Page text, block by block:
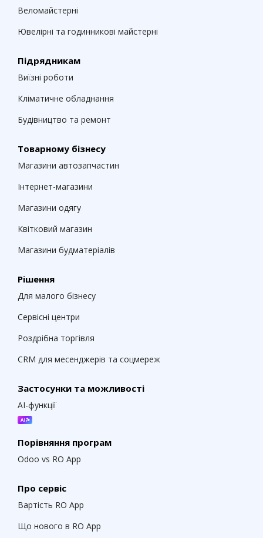
Веломайстерні
Ювелірні та годинникові майстерні
Підрядникам
Виїзні роботи
Кліматичне обладнання
Будівництво та ремонт
Товарному бізнесу
Магазини автозапчастин
Інтернет-магазини
Магазини одягу
Квітковий магазин
Магазини будматеріалів
Рішення
Для малого бізнесу
Сервісні центри
Роздрібна торгівля
CRM для месенджерів та соцмереж
Застосунки та можливості
AI-функції
Порівняння програм
Odoo vs RO App
Про сервіс
Вартість RO App
Що нового в RO App